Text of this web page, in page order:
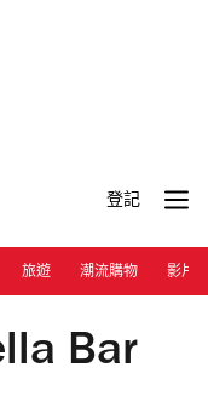
登記
旅遊 潮流購物 影片
Bar
Bar